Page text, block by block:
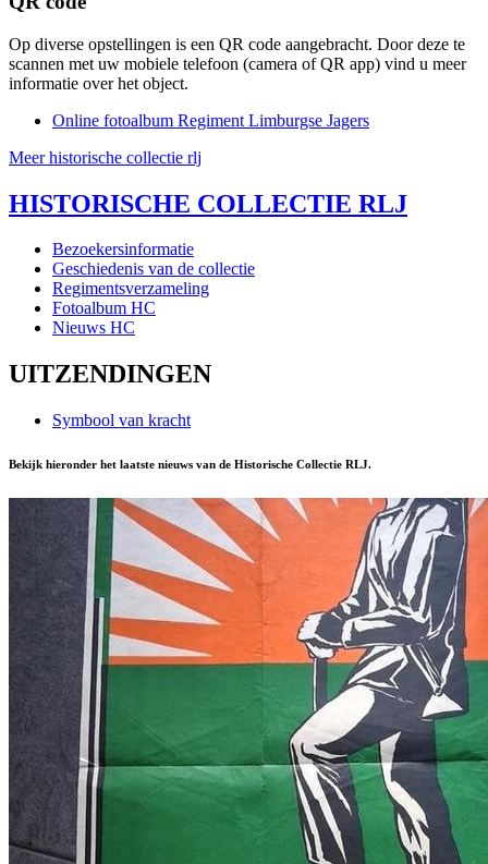
Op diverse opstellingen is een QR code aangebracht. Door deze te
scannen met uw mobiele telefoon (camera of QR app) vind u meer
informatie over het object.
Online fotoalbum Regiment Limburgse Jagers
Meer historische collectie rlj
HISTORISCHE COLLECTIE RLJ
Bezoekersinformatie
Geschiedenis van de collectie
Regimentsverzameling
Fotoalbum HC
Nieuws HC
UITZENDINGEN
Symbool van kracht
Bekijk hieronder het laatste nieuws van de Historische Collectie RLJ.